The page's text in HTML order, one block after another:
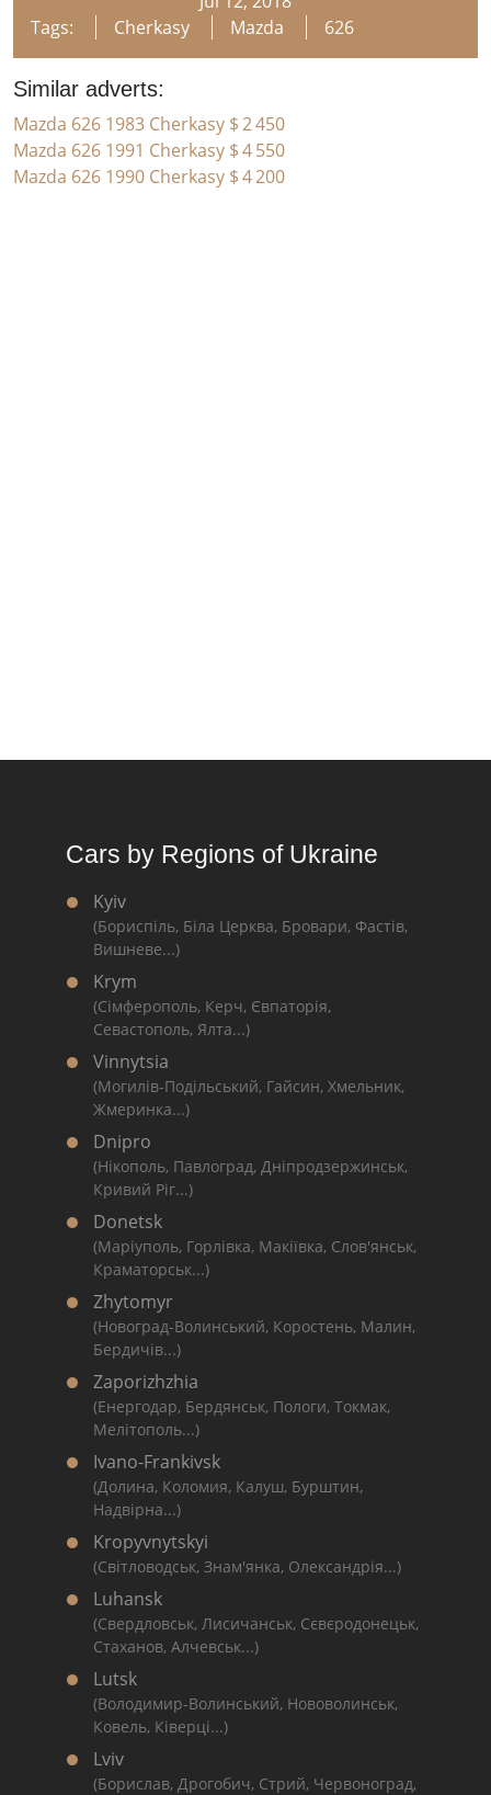
Tags:
Cherkasy Mazda 626
Similar adverts:
Mazda 626 1983 Cherkasy $ 2 450
Mazda 626 1991 Cherkasy $ 4 550
Mazda 626 1990 Cherkasy $ 4 200
Cars by Regions of Ukraine
Kyiv
(Бориспіль, Біла Церква, Бровари, Фастів,
Вишневе...)
Krym
(Сімферополь, Керч, Євпаторія,
Севастополь, Ялта...)
Vinnytsia
(Могилів-Подільський, Гайсин, Хмельник,
Жмеринка...)
Dnipro
(Нікополь, Павлоград, Дніпродзержинськ,
Кривий Ріг...)
Donetsk
(Маріуполь, Горлівка, Макіївка, Слов'янськ,
Краматорськ...)
Zhytomyr
(Новоград-Волинський, Коростень, Малин,
Бердичів...)
Zaporizhzhia
(Енергодар, Бердянськ, Пологи, Токмак,
Мелітополь...)
Ivano-Frankivsk
(Долина, Коломия, Калуш, Бурштин,
Надвірна...)
Kropyvnytskyi
(Світловодськ, Знам'янка, Олександрія...)
Luhansk
(Свердловськ, Лисичанськ, Сєвєродонецьк,
Стаханов, Алчевськ...)
Lutsk
(Володимир-Волинський, Нововолинськ,
Ковель, Ківерці...)
Lviv
(Борислав, Дрогобич, Стрий, Червоноград,